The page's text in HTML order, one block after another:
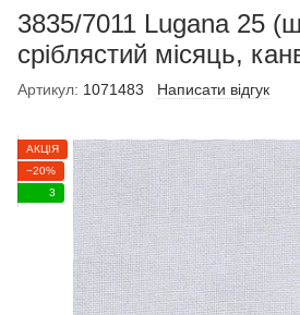
3835/7011 Lugana 25
сріблястий місяць,
Артикул: 1071483 Написати відгук
АКЦІЯ
−20%
3